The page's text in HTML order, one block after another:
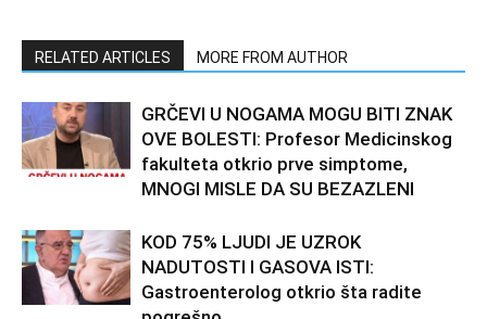
RELATED ARTICLES MORE FROM AUTHOR
GRČEVI U NOGAMA MOGU BITI ZNAK
OVE BOLESTI: Profesor Medicinskog
fakulteta otkrio prve simptome,
MNOGI MISLE DA SU BEZAZLENI
KOD 75% LJUDI JE UZROK
NADUTOSTI I GASOVA ISTI:
Gastroenterolog otkrio šta radite